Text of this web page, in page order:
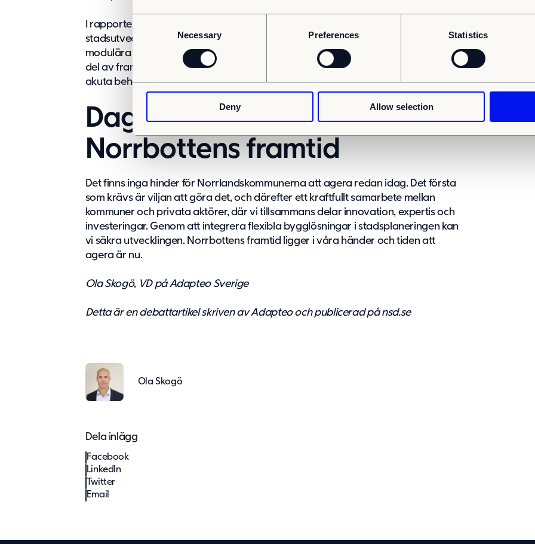
o
s
S
e
Necessary Preferences Statistics
Deny Allow selection
I rapporten ”
stadsutveckling
” från Adapteo och BSK Arkitekter presenteras en vision där
modulära byggnader inte bara är en tillfällig lösning, utan en central och flexibel
del av framtidens stadsplanering. Dessa byggnader kan fungera för att möta
akuta behov, samtidigt som de ger samhället tid att planera långsiktigt.
Dags att agera för
Norrbottens framtid
Det finns inga hinder för Norrlandskommunerna att agera redan idag. Det första
som krävs är viljan att göra det, och därefter ett kraftfullt samarbete mellan
kommuner och privata aktörer, där vi tillsammans delar innovation, expertis och
investeringar. Genom att integrera flexibla bygglösningar i stadsplaneringen kan
vi säkra utvecklingen. Norrbottens framtid ligger i våra händer och tiden att
agera är nu.
Ola Skogö, VD på Adapteo Sverige
Detta är en debattartikel skriven av Adapteo och publicerad pånsd.se
Ola Skogö
Dela inlägg
Facebook
LinkedIn
Twitter
Email